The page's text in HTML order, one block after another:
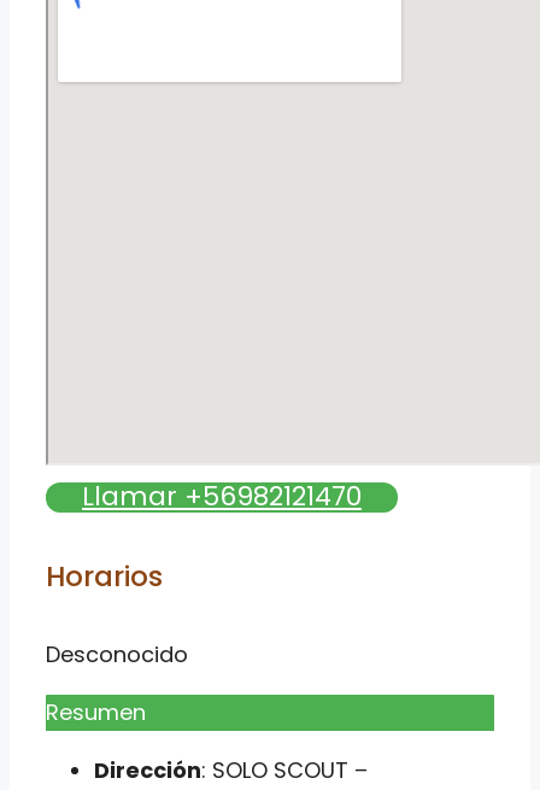
Llamar +56982121470
Horarios
Desconocido
Resumen
Dirección: SOLO SCOUT –